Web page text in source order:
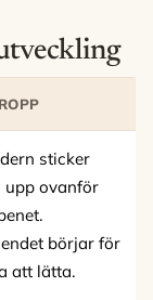
sticker
upp ovanför
börjar för
att lätta.